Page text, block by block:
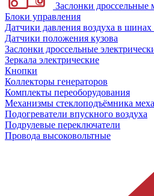
Заслонки дроссельные
Блоки управления
Датчики давления воздуха в
Датчики положения кузова
Заслонки дроссельные
Зеркала электрические
Кнопки
Коллекторы генераторов
Комплекты переоборудования
Механизмы стеклоподъёмника
Подогреватели впускного воздуха
Подрулевые переключатели
Провода высоковольтные